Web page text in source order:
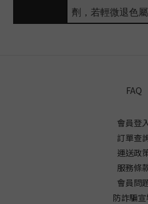
劑，若輕微退色
FAQ
會員登入
訂單查
運送政
服務條
會員問
防詐騙宣